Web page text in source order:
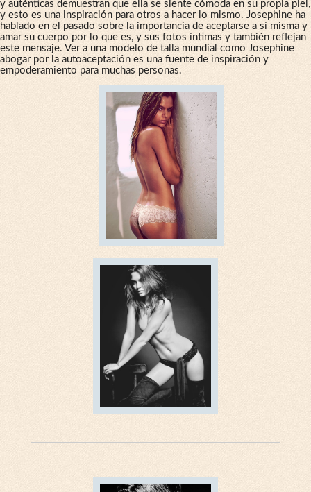
y auténticas demuestran que ella se siente cómoda en su propia piel,
y esto es una inspiración para otros a hacer lo mismo. Josephine ha
hablado en el pasado sobre la importancia de aceptarse a sí misma y
amar su cuerpo por lo que es, y sus fotos íntimas y también reflejan
este mensaje. Ver a una modelo de talla mundial como Josephine
abogar por la autoaceptación es una fuente de inspiración y
empoderamiento para muchas personas.